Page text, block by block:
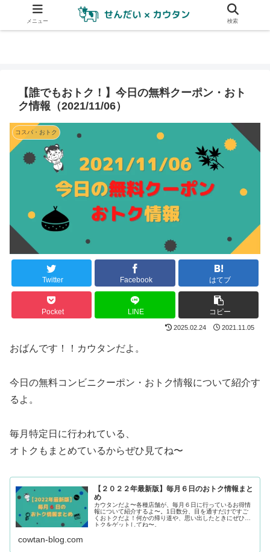
【誰でもおトク！】今日の無料クーポン・おト
ク情報（2021/11/06）
コスパ・おトク
Twitter Facebook はてブ
Pocket LINE コピー
2025.02.24 2021.11.05
おばんです！！カウタンだよ。
今日の無料コンビニクーポン・おトク情報について紹介す
るよ。
毎月特定日に行われている、
オトクもまとめているからぜひ見てね〜
【２０２２年最新版】毎月６日のおトク情報まと
め
カウタンだよ〜各種店舗が、毎月６日に行っているお得情
報について紹介するよ〜。1日数分、目を通すだけですご
くおトクだよ！何かの帰り道や、思い出したときにぜひオ
トクをゲットしてね〜。
cowtan-blog.com
メニュー 検索